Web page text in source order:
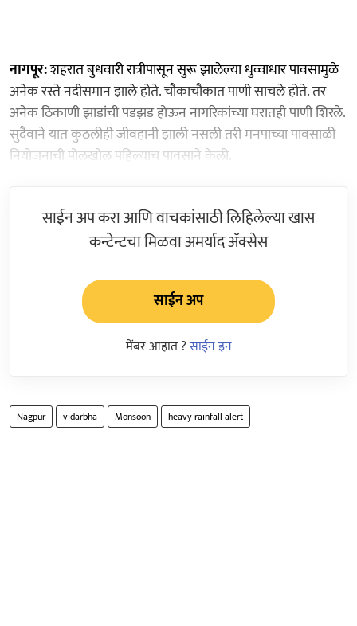
नागपूर:शहरात बुधवारी रात्रीपासून सुरू झालेल्या धुव्वाधार पावसामुळे
अनेक रस्ते नदीसमान झाले होते. चौकाचौकात पाणी साचले होते. तर
अनेक ठिकाणी झाडांची पडझड होऊन नागरिकांच्या घरातही पाणी शिरले.
सुदैवाने यात कुठलीही जीवहानी झाली नसली तरी मनपाच्या पावसाळी
नियोजनाची पोलखोल पहिल्याच पावसाने केली.
साईन अप करा आणि वाचकांसाठी लिहिलेल्या खास
कन्टेन्टचा मिळवा अमर्याद ॲक्सेस
साईन अप
मेंबर आहात ?साईन इन
Nagpur vidarbha Monsoon heavy rainfall alert